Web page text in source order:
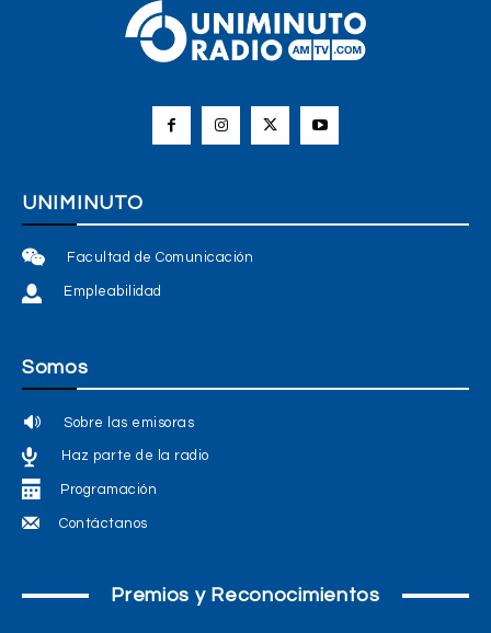
UNIMINUTO
Facultad de Comunicación
Empleabilidad
Somos
Sobre las emisoras
Haz parte de la radio
Programación
Contáctanos
Premios y Reconocimientos